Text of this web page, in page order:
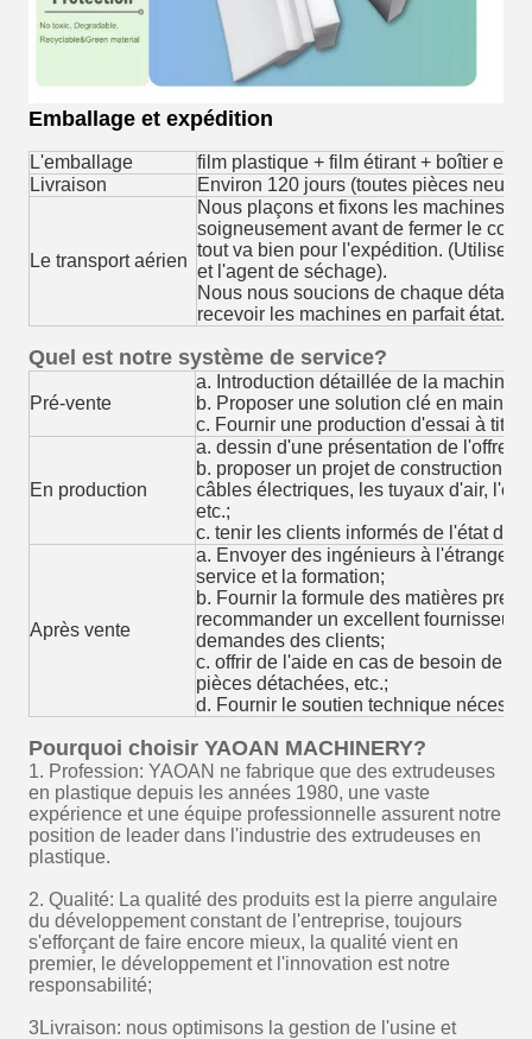
Emballage et expédition
L'emballage
film plastique + film étirant + boîtier en
Livraison
Environ 120 jours (toutes pièces
Le transport aérien
Nous plaçons et fixons les machines
soigneusement avant de fermer le
tout va bien pour l'expédition. (Utiliser
et l'agent de séchage).
Nous nous soucions de chaque détail
recevoir les machines en parfait état.
Quel est notre système de service?
Pré-vente
a. Introduction détaillée de la machine;
b. Proposer une solution clé en main
c. Fournir une production d'essai à titre
En production
a. dessin d'une présentation de l'offre
b. proposer un projet de construction
câbles électriques, les tuyaux d'air,
etc.;
c. tenir les clients informés de l'état de
Après vente
a. Envoyer des ingénieurs à l'étranger
service et la formation;
b. Fournir la formule des matières
recommander un excellent fournisseur
demandes des clients;
c. offrir de l'aide en cas de besoin de la
pièces détachées, etc.;
d. Fournir le soutien technique
Pourquoi choisir YAOAN MACHINERY?
1. Profession: YAOAN ne fabrique que des extrudeuses
en plastique depuis les années 1980, une vaste
expérience et une équipe professionnelle assurent notre
position de leader dans l'industrie des extrudeuses en
plastique.
2. Qualité: La qualité des produits est la pierre angulaire
du développement constant de l'entreprise, toujours
s'efforçant de faire encore mieux, la qualité vient en
premier, le développement et l'innovation est notre
responsabilité;
3Livraison: nous optimisons la gestion de l'usine et